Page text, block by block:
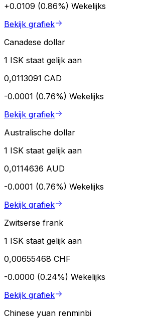
+0.0109 (0.86%) Wekelijks
Bekijk grafiek
Canadese dollar
1 ISK staat gelijk aan
0,0113091 CAD
-0.0001 (0.76%) Wekelijks
Bekijk grafiek
Australische dollar
1 ISK staat gelijk aan
0,0114636 AUD
-0.0001 (0.76%) Wekelijks
Bekijk grafiek
Zwitserse frank
1 ISK staat gelijk aan
0,00655468 CHF
-0.0000 (0.24%) Wekelijks
Bekijk grafiek
Chinese yuan renminbi